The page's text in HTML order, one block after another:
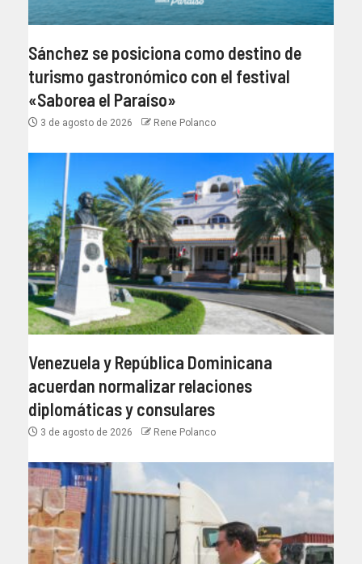
Sánchez se posiciona como destino de
turismo gastronómico con el festival
«Saborea el Paraíso»
3 de agosto de 2026 Rene Polanco
Venezuela y República Dominicana
acuerdan normalizar relaciones
diplomáticas y consulares
3 de agosto de 2026 Rene Polanco